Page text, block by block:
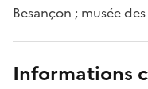
Besançon ; musée
Informations